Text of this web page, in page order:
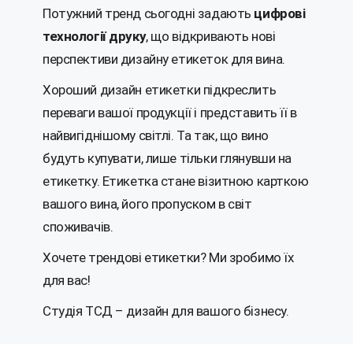
Потужний тренд сьогодні задають цифрові
технології друку, що відкривають нові
перспективи дизайну етикеток для вина.
Хороший дизайн етикетки підкреслить
переваги вашої продукції і представить її в
найвигіднішому світлі. Та так, що вино
будуть купувати, лише тільки глянувши на
етикетку. Етикетка стане візитною карткою
вашого вина, його пропуском в світ
споживачів.
Хочете трендові етикетки? Ми зробимо їх
для вас!
Студія ТСД – дизайн для вашого бізнесу.